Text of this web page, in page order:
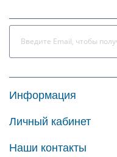
Информация
Личный кабинет
Наши контакты